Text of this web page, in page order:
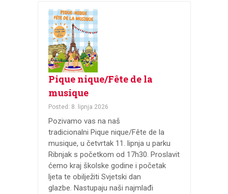
Pique nique/Fête de la
musique
Posted: 8. lipnja 2026
Pozivamo vas na naš
tradicionalni Pique nique/Fête de la
musique, u četvrtak 11. lipnja u parku
Ribnjak s početkom od 17h30. Proslavit
ćemo kraj školske godine i početak
ljeta te obilježiti Svjetski dan
glazbe. Nastupaju naši najmlađi